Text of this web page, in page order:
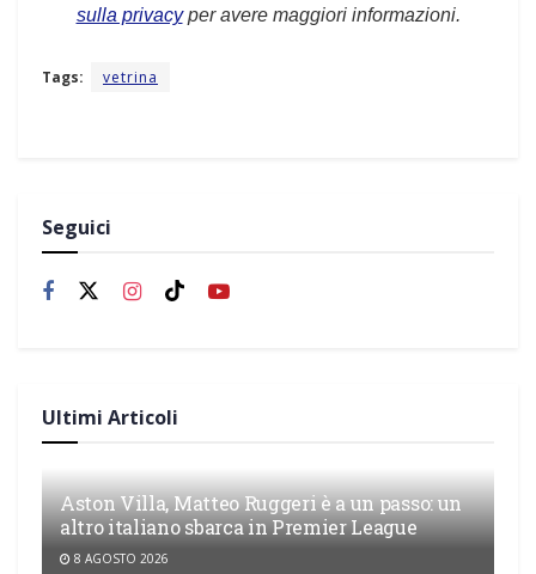
sulla privacyper avere maggiori informazioni.
Tags: vetrina
Seguici
Ultimi Articoli
Aston Villa, Matteo Ruggeri è a un passo: un
altro italiano sbarca in Premier League
8 AGOSTO 2026